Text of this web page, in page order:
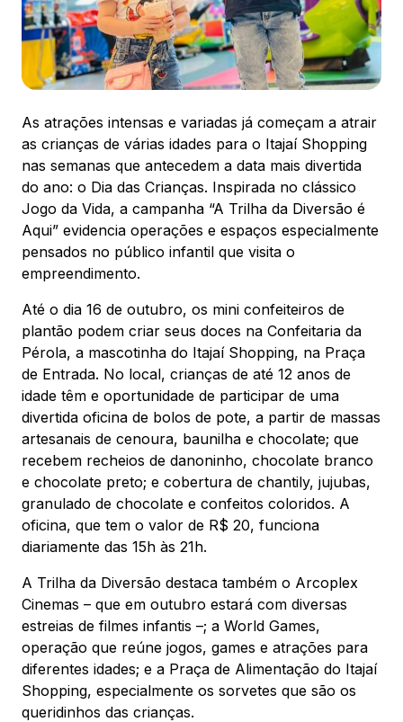
Ver local
Chamar Uber
CONTATO
(47) 3348-4609
Vitrine virtual
As atrações intensas e variadas já começam a atrair
as crianças de várias idades para o Itajaí Shopping
nas semanas que antecedem a data mais divertida
do ano: o Dia das Crianças. Inspirada no clássico
Jogo da Vida, a campanha “A Trilha da Diversão é
Aqui” evidencia operações e espaços especialmente
pensados no público infantil que visita o
empreendimento.
Até o dia 16 de outubro, os mini confeiteiros de
plantão podem criar seus doces na Confeitaria da
Pérola, a mascotinha do Itajaí Shopping, na Praça
de Entrada. No local, crianças de até 12 anos de
idade têm e oportunidade de participar de uma
divertida oficina de bolos de pote, a partir de massas
artesanais de cenoura, baunilha e chocolate; que
recebem recheios de danoninho, chocolate branco
e chocolate preto; e cobertura de chantily, jujubas,
granulado de chocolate e confeitos coloridos. A
oficina, que tem o valor de R$ 20, funciona
diariamente das 15h às 21h.
A Trilha da Diversão destaca também o Arcoplex
Cinemas – que em outubro estará com diversas
estreias de filmes infantis –; a World Games,
operação que reúne jogos, games e atrações para
diferentes idades; e a Praça de Alimentação do Itajaí
Shopping, especialmente os sorvetes que são os
queridinhos das crianças.